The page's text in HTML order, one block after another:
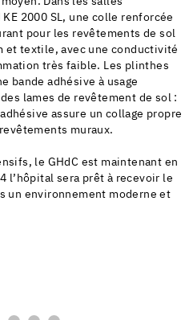
2000 SL, une colle renforcée
pour les revêtements de sol
et textile, avec une conductivité
très faible. Les plinthes
bande adhésive à usage
lames de revêtement de sol :
assure un collage propre
muraux.
le GHdC est maintenant en
l’hôpital sera prêt à recevoir le
un environnement moderne et